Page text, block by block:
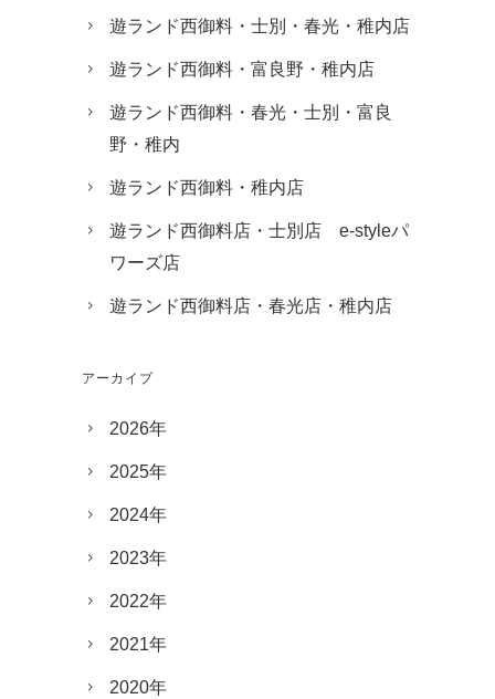
遊ランド西御料・士別・春光・稚内店
遊ランド西御料・富良野・稚内店
遊ランド西御料・春光・士別・富良
野・稚内
遊ランド西御料・稚内店
遊ランド西御料店・士別店 e-styleパ
ワーズ店
遊ランド西御料店・春光店・稚内店
アーカイブ
2026年
2025年
2024年
2023年
2022年
2021年
2020年